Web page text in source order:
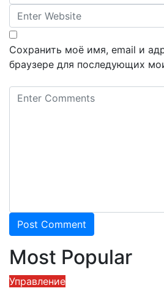
Сохранить моё имя, email и
браузере для последующих
Most Popular
Управление